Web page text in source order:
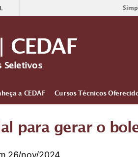
CEDAF
Seletivos
a CEDAF Cursos Técnicos
para gerar o
26/nov/2024